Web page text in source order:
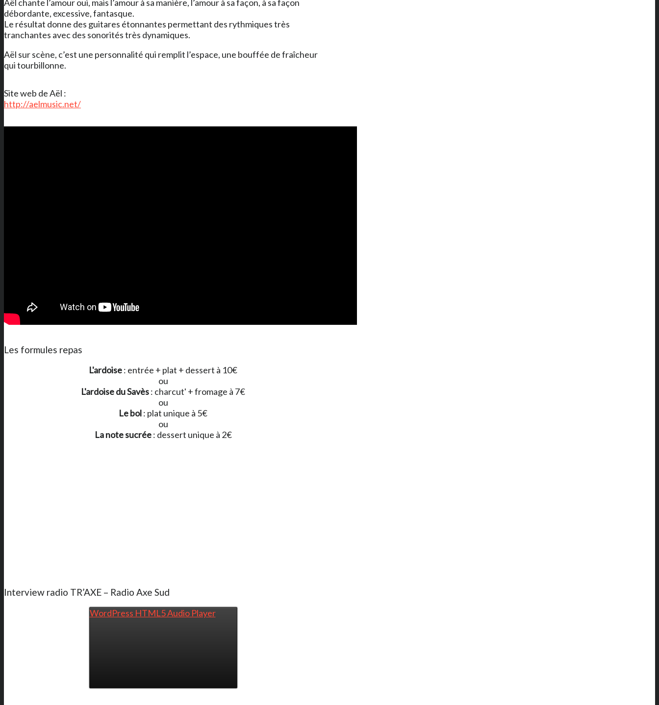
Aël chante l’amour oui, mais l’amour à sa manière, l’amour à sa façon, à sa façon
débordante, excessive, fantasque.
Le résultat donne des guitares étonnantes permettant des rythmiques très
tranchantes avec des sonorités très dynamiques.
Aël sur scène, c’est une personnalité qui remplit l’espace, une bouffée de fraîcheur
qui tourbillonne.
Site web de Aël :
http://aelmusic.net/
Les formules repas
L'ardoise: entrée + plat + dessert à 10€
ou
L'ardoise du Savès: charcut' + fromage à 7€
ou
Le bol: plat unique à 5€
ou
La note sucrée: dessert unique à 2€
Interview radio TR’AXE – Radio Axe Sud
WordPress HTML5 Audio Player